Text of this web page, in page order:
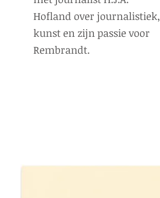
Hofland over journalistiek,
kunst en zijn passie voor
Rembrandt.